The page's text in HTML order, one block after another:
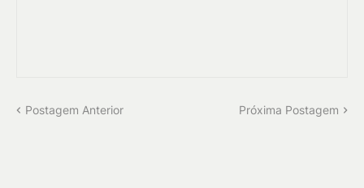
Postagem Anterior Próxima Postagem